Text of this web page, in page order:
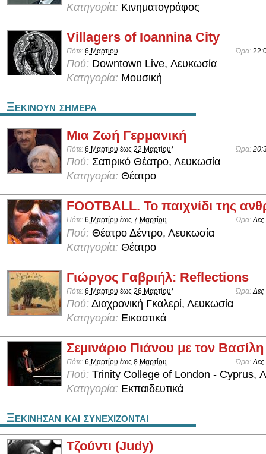
Κατηγορία: Κινηματογράφος
Villagers of Ioannina City
Πότε: 6 Μαρτίου Ώρα:
Πού: Downtown Live, Λευκωσία
Κατηγορία: Μουσική
Ξεκινουν σημερα
Μια Ζωή Γερμανική
Πότε: 6 Μαρτίου έως 22 Μαρτίου* Ώρα:
Πού: Σατιρικό Θέατρο, Λευκωσία
Κατηγορία: Θέατρο
FOOTBALL. Το παιχνίδι της
Πότε: 6 Μαρτίου έως 7 Μαρτίου Ώρα:Δες
Πού: Θέατρο Δέντρο, Λευκωσία
Κατηγορία: Θέατρο
Γιώργος Γαβριήλ: Reflections
Πότε: 6 Μαρτίου έως 26 Μαρτίου* Ώρα: Δες
Πού: Διαχρονική Γκαλερί, Λευκωσία
Κατηγορία: Εικαστικά
Σεμινάριο Πιάνου με τον
Πότε: 6 Μαρτίου έως 8 Μαρτίου Ώρα: Δες
Πού: Trinity College of London - Cyprus,
Κατηγορία: Εκπαιδευτικά
Ξεκινησαν και συνεχιζονται
Τζούντι (Judy)